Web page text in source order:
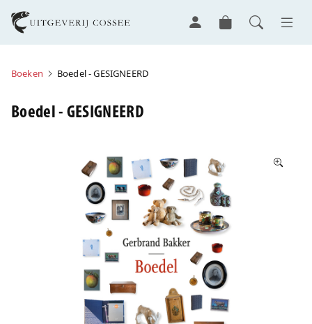
Boeken Boedel - GESIGNEERD
Boedel - GESIGNEERD